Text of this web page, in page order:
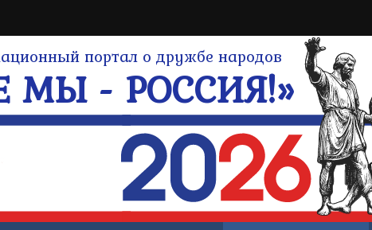
портал о дружбе народов
МЫ - РОССИЯ!»